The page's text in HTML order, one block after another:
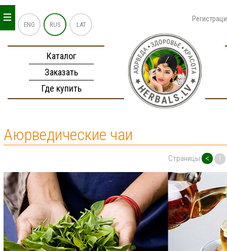
ENG RUS LAT
Каталог
Заказать
Где купить
_
_
_
Аюрведические чаи
Страницы < 1